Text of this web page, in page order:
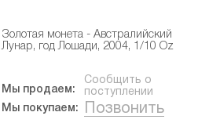
Золотая монета - Австралийский
Лунар, год Лошади, 2004, 1/10 Oz
Мы продаем:
Сообщить о
поступлении
Мы покупаем:
Позвонить